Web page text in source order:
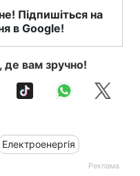
Підпишіться на
в Google!
де вам зручно!
Електроенергія